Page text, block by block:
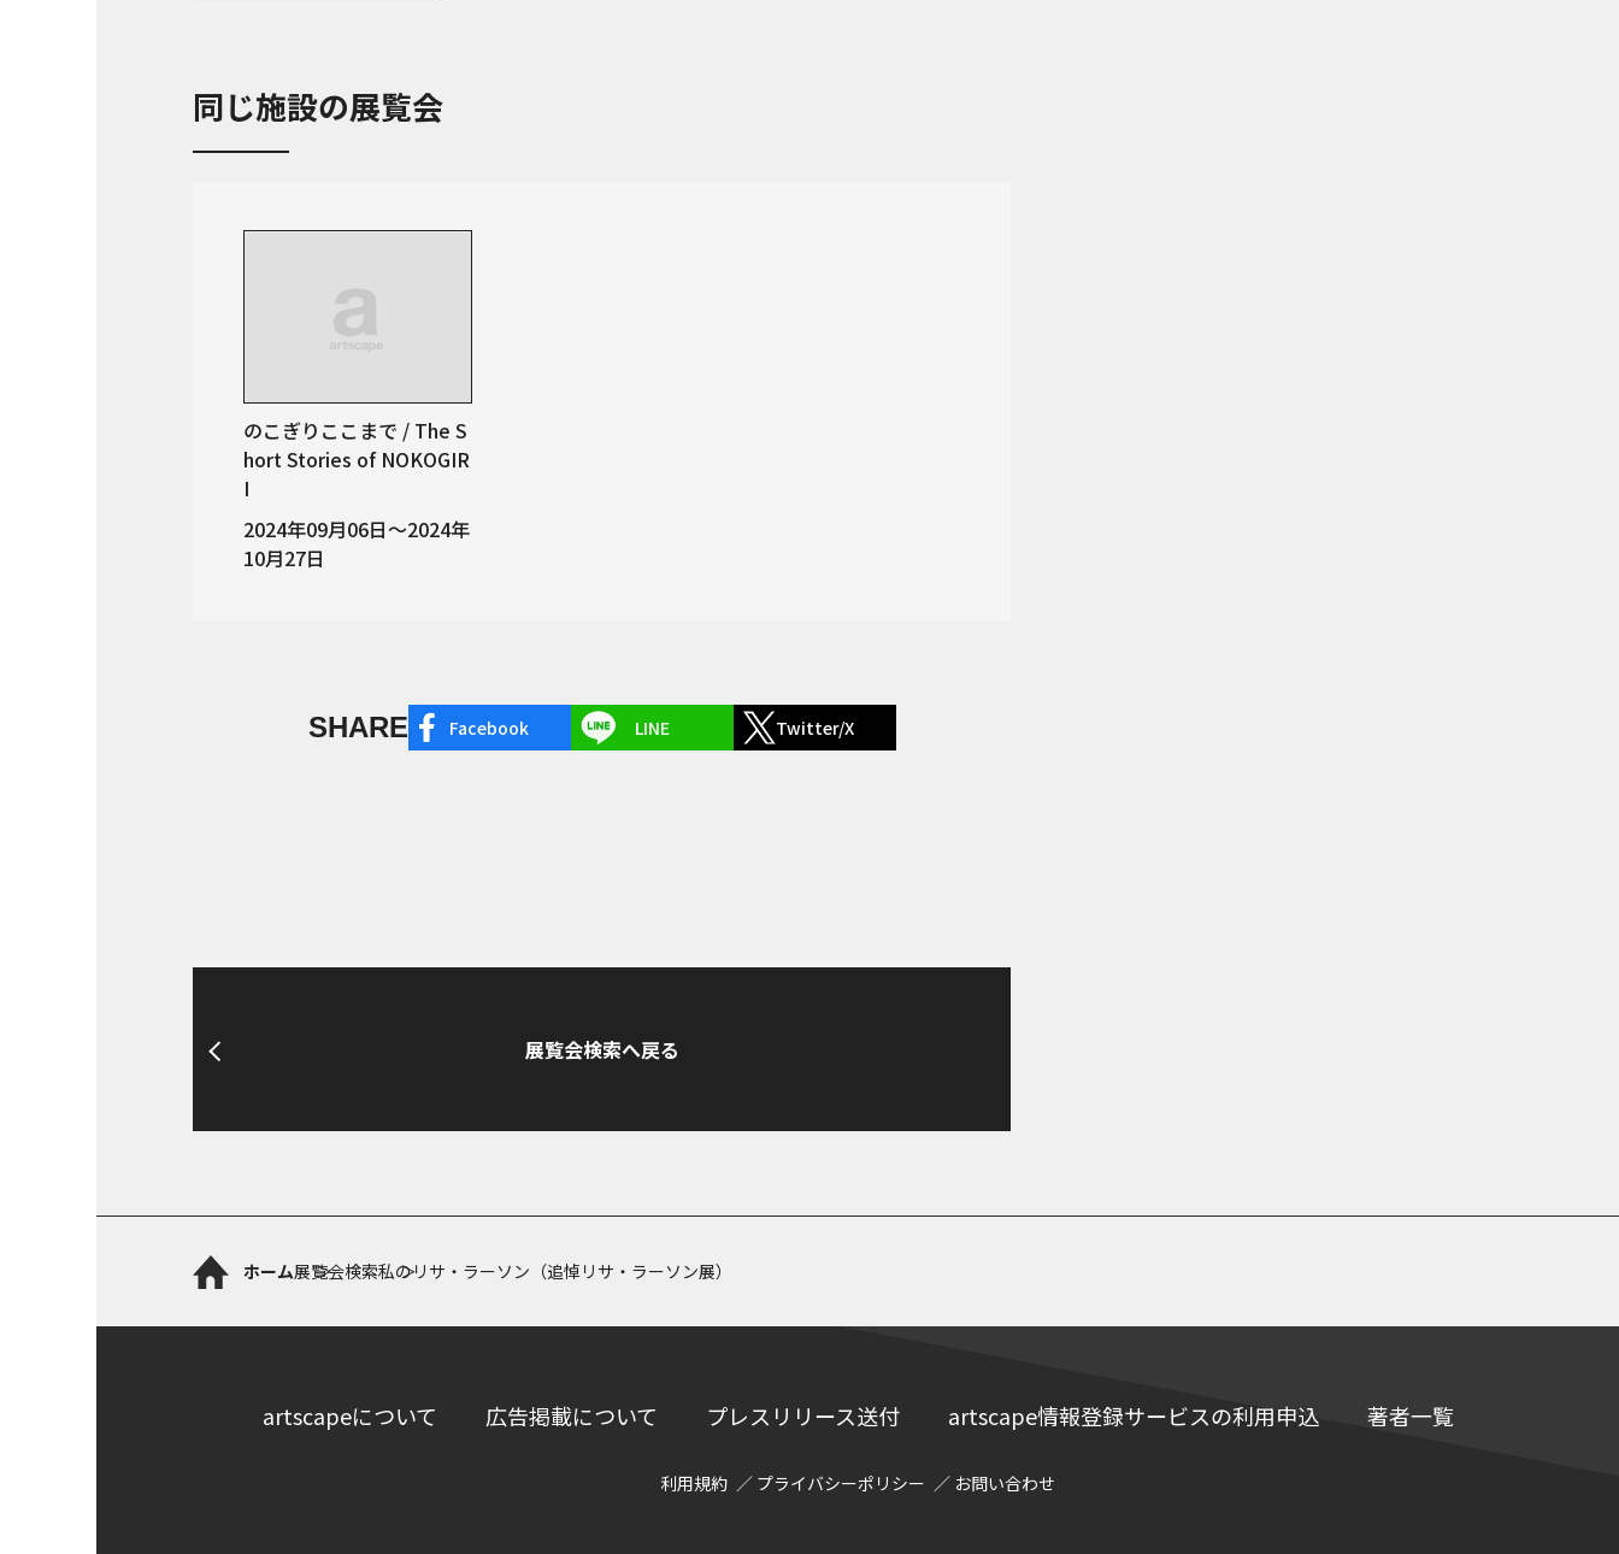
同じ施設の展覧会
のこぎりここまで / The S
hort Stories of NOKOGIR
I
2024年09月06日～2024年
10月27日
SHARE Facebook LINE Twitter/X
展覧会検索へ戻る
ホーム展覧会検索私のリサ・ラーソン（追悼リサ・ラーソン展）
artscapeについて 広告掲載について プレスリリース送付 artscape情報登録サービスの利用申込 著者一覧
利用規約 プライバシーポリシー お問い合わせ